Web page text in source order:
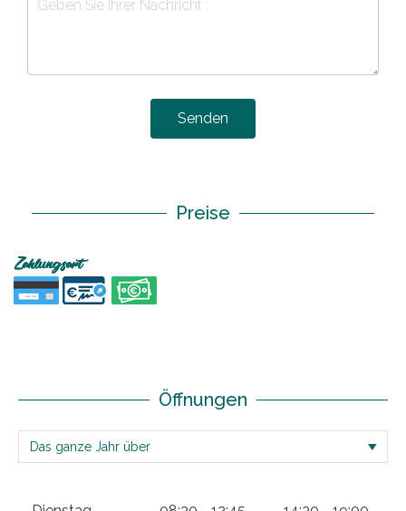
Senden
Preise
Zahlungsart
Öffnungen